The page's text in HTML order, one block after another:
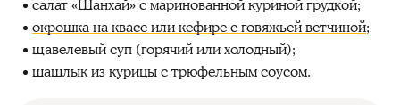
салат «Шанхай» с маринованной куриной грудкой;
окрошка на квасе или кефире с говяжьей ветчиной;
щавелевый суп (горячий или холодный);
шашлык из курицы с трюфельным соусом.